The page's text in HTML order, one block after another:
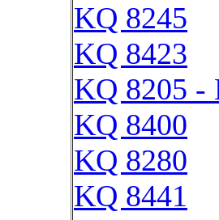
KQ 8245
KQ 8423
KQ 8205 -
KQ 8400
KQ 8280
KQ 8441